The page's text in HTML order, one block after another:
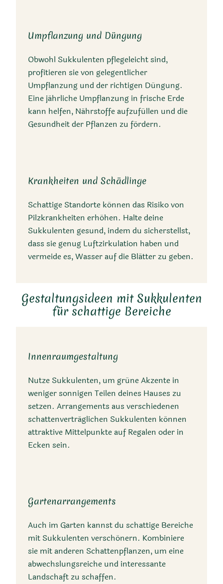
Umpflanzung und Düngung
Obwohl Sukkulenten pflegeleicht sind,
profitieren sie von gelegentlicher
Umpflanzung und der richtigen Düngung.
Eine jährliche Umpflanzung in frische Erde
kann helfen, Nährstoffe aufzufüllen und die
Gesundheit der Pflanzen zu fördern.
Krankheiten und Schädlinge
Schattige Standorte können das Risiko von
Pilzkrankheiten erhöhen. Halte deine
Sukkulenten gesund, indem du sicherstellst,
dass sie genug Luftzirkulation haben und
vermeide es, Wasser auf die Blätter zu geben.
Gestaltungsideen mit Sukkulenten
für schattige Bereiche
Innenraumgestaltung
Nutze Sukkulenten, um grüne Akzente in
weniger sonnigen Teilen deines Hauses zu
setzen. Arrangements aus verschiedenen
schattenverträglichen Sukkulenten können
attraktive Mittelpunkte auf Regalen oder in
Ecken sein.
Gartenarrangements
Auch im Garten kannst du schattige Bereiche
mit Sukkulenten verschönern. Kombiniere
sie mit anderen Schattenpflanzen, um eine
abwechslungsreiche und interessante
Landschaft zu schaffen.